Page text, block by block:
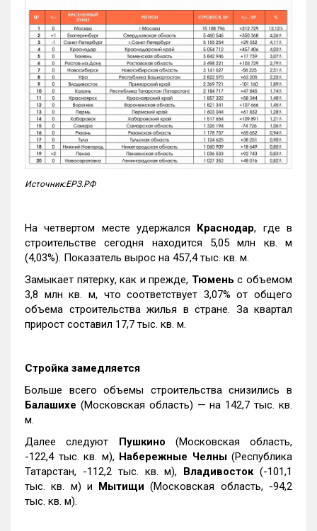
Источник:ЕРЗ.РФ
На четвертом месте удержался Краснодар, где в
строительстве сегодня находится 5,05 млн кв. м
(4,03%). Показатель вырос на 457,4 тыс. кв. м.
Замыкает пятерку, как и прежде, Тюмень с объемом
3,8 млн кв. м, что соответствует 3,07% от общего
объема строительства жилья в стране. За квартал
прирост составил 17,7 тыс. кв. м.
Стройка замедляется
Больше всего объемы строительства снизились в
Балашихе (Московская область) — на 142,7 тыс. кв.
м.
Далее следуют Пушкино (Московская область,
-122,4 тыс. кв. м), Набережные Челны(Республика
Татарстан, -112,2 тыс. кв. м), Владивосток(-101,1
тыс. кв. м) и Мытищи (Московская область, -94,2
тыс. кв. м).